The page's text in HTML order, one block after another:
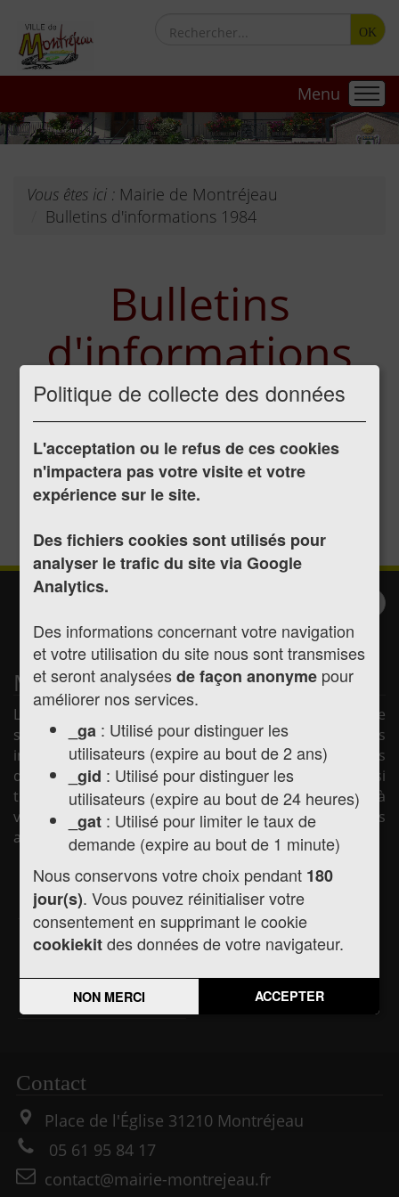
Politique de collecte des données
L'acceptation ou le refus de ces cookies
n'impactera pas votre visite et votre
expérience sur le site.
Des fichiers cookies sont utilisés pour
analyser le trafic du site via Google
Analytics.
Des informations concernant votre navigation
et votre utilisation du site nous sont transmises
et seront analyséesde façon anonyme pour
améliorer nos services.
_ga : Utilisé pour distinguer les
utilisateurs (expire au bout de 2 ans)
_gid : Utilisé pour distinguer les
utilisateurs (expire au bout de 24 heures)
_gat : Utilisé pour limiter le taux de
demande (expire au bout de 1 minute)
Nous conservons votre choix pendant 180
jour(s). Vous pouvez réinitialiser votre
consentement en supprimant le cookie
cookiekitdes données de votre navigateur.
NON MERCI ACCEPTER
OK
Menu
Vous êtes ici : Mairie de Montréjeau
Bulletins d'informations 1984
Bulletins
d'informations
1984
Publié le 13/07/2017
newsletter
Mairie de Montréjeau
La mairie de Montréjeau vous souhaite la bienvenue
sur son site internet afin de vous présenter les
informations pratiques concernant la mairie (horaires
d'ouverture, les élus, la vie municipale, etc.) mais aussi
toute l'actualité de la commune, les services mis à
votre disposition et les liens utiles pour vos démarches
administratives.
Actualités Agenda
Pratiques
Contact
Place de l'Église 31210 Montréjeau
05 61 95 84 17
contact@mairie-montrejeau.fr